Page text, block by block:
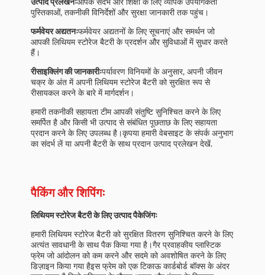
उत्पाद प्रलेखनःआपके संदर्भ और शिक्षा के लिए व्यापक उपयोगकर्ता
पुस्तिकाओं, तकनीकी विनिर्देशों और सुरक्षा जानकारी तक पहुंच।
फर्मवेयर अद्यतनःफर्मवेयर अद्यतनों के लिए सूचनाएं और समर्थन जो
आपकी लिथियम स्टोरेज बैटरी के प्रदर्शन और सुविधाओं में सुधार करते
हैं।
रीसाइक्लिंग की जानकारीःपर्यावरण विनियमों के अनुसार, अपनी जीवन
चक्र के अंत में अपनी लिथियम स्टोरेज बैटरी को सुरक्षित रूप से
रीसायकल करने के बारे में मार्गदर्शन।
हमारी तकनीकी सहायता टीम आपकी संतुष्टि सुनिश्चित करने के लिए
समर्पित है और किसी भी उत्पाद से संबंधित पूछताछ के लिए सहायता
प्रदान करने के लिए उपलब्ध है।कृपया हमारी वेबसाइट के संपर्क अनुभाग
का संदर्भ लें या अपनी बैटरी के साथ प्रदान उत्पाद प्रलेखन देखें.
पैकिंग और शिपिंगः
लिथियम स्टोरेज बैटरी के लिए उत्पाद पैकेजिंगः
हमारी लिथियम स्टोरेज बैटरी को सुरक्षित वितरण सुनिश्चित करने के लिए
अत्यंत सावधानी के साथ पैक किया गया है।गैर प्रवाहकीय प्लास्टिक
फ्रेम जो आंदोलन को कम करने और सदमे को अवशोषित करने के लिए
डिज़ाइन किया गया हैइस फ्रेम को एक टिकाऊ कार्डबोर्ड बॉक्स के अंदर